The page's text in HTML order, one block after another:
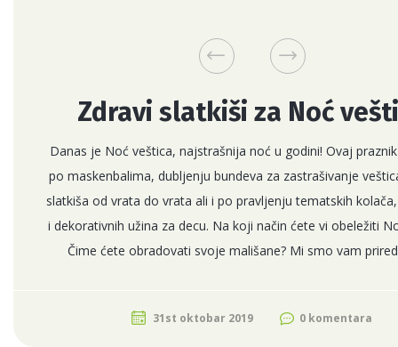
Zdravi slatkiši za Noć
Danas je Noć veštica, najstrašnija noć u godini! Ovaj
po maskenbalima, dubljenju bundeva za zastrašivanje
slatkiša od vrata do vrata ali i po pravljenju tematskih
i dekorativnih užina za decu. Na koji način ćete vi obeležiti
Čime ćete obradovati svoje mališane? Mi smo vam
31st oktobar 2019 0 komentara